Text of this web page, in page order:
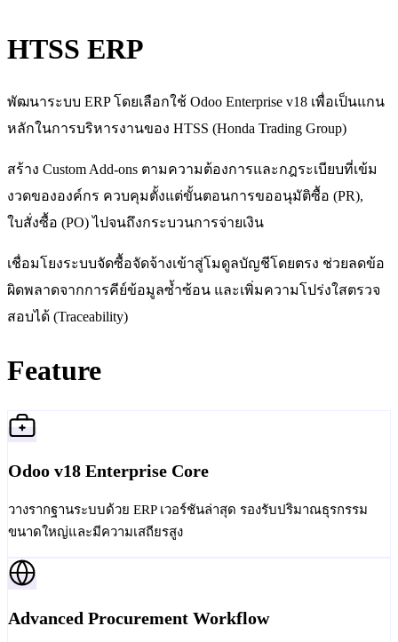
HTSS ERP
พัฒนาระบบ ERP โดยเลือกใช้ Odoo Enterprise v18 เพื่อเป็นแกน
หลักในการบริหารงานของ HTSS (Honda Trading Group)
สร้าง Custom Add-ons ตามความต้องการและกฎระเบียบที่เข้ม
งวดขององค์กร ควบคุมตั้งแต่ขั้นตอนการขออนุมัติซื้อ (PR),
ใบสั่งซื้อ (PO) ไปจนถึงกระบวนการจ่ายเงิน
เชื่อมโยงระบบจัดซื้อจัดจ้างเข้าสู่โมดูลบัญชีโดยตรง ช่วยลดข้อ
ผิดพลาดจากการคีย์ข้อมูลซ้ำซ้อน และเพิ่มความโปร่งใสตรวจ
สอบได้ (Traceability)
Feature
Odoo v18 Enterprise Core
วางรากฐานระบบด้วย ERP เวอร์ชันล่าสุด รองรับปริมาณธุรกรรม
ขนาดใหญ่และมีความเสถียรสูง
Advanced Procurement Workflow